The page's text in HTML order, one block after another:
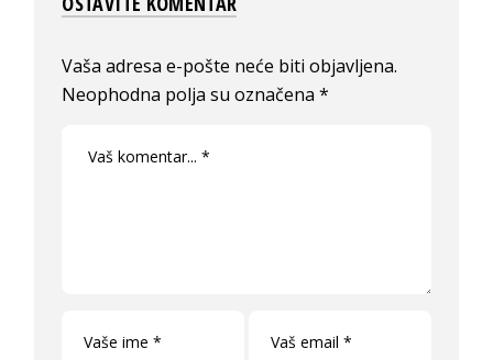
Vaša adresa e-pošte neće biti objavljena.
Neophodna polja su označena*